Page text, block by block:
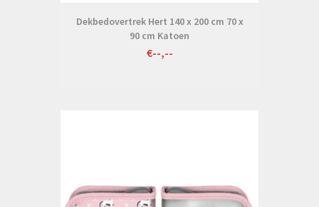
Dekbedovertrek Hert 140 x 200 cm 70 x
90 cm Katoen
€--,--